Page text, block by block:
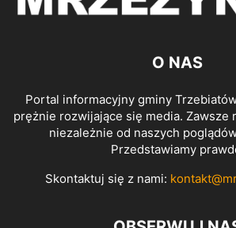
O NAS
Portal informacyjny gminy
prężnie rozwijające się media. Zawsze
niezależnie od naszych
Przedstawiamy
Skontaktuj się z nami: